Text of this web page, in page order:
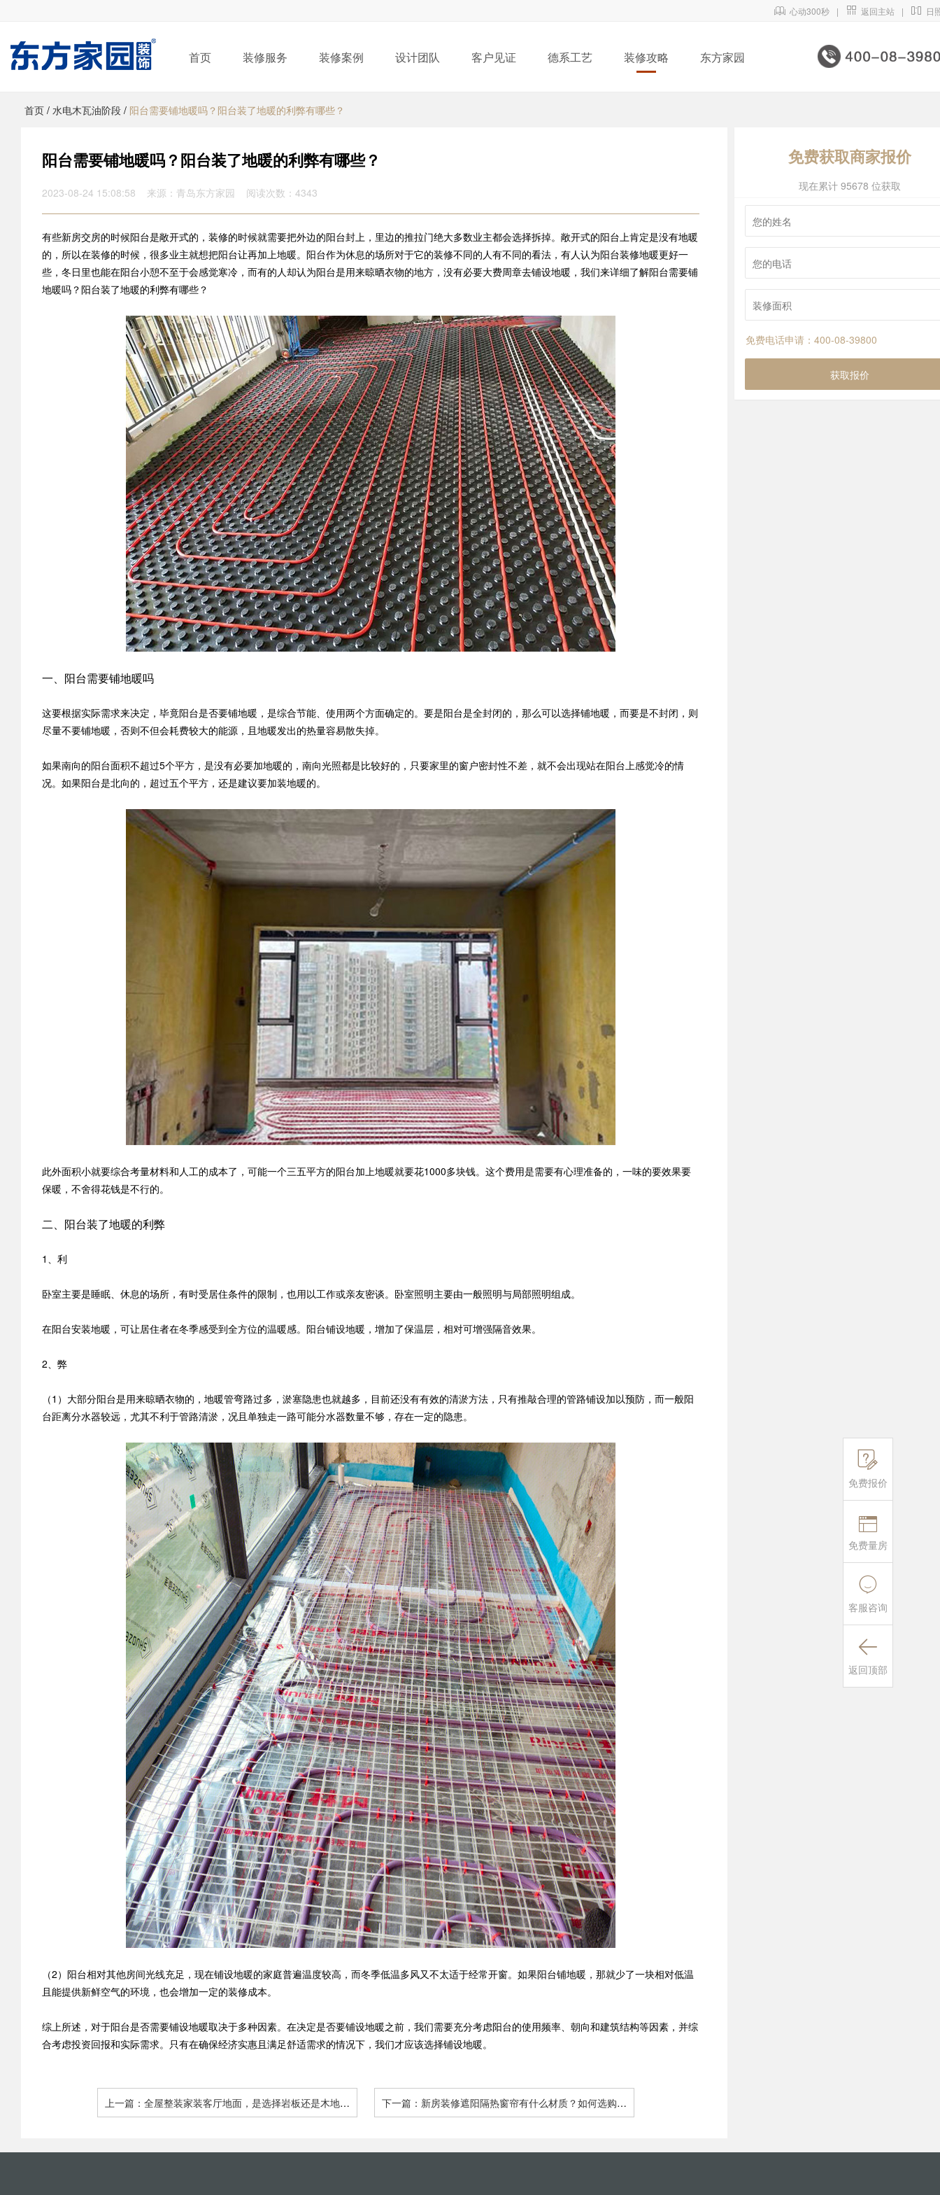
 心动300秒 |  返回主站 |  日
首页 装修服务 装修案例 设计团队 客户见证 德系工艺 装修攻略 东方家园
首页 / 水电木瓦油阶段 / 阳台需要铺地暖吗？阳台装了地暖的利弊有哪些？
阳台需要铺地暖吗？阳台装了地暖的利弊有哪些？
2023-08-24 15:08:58 来源：青岛东方家园 阅读次数：4343
有些新房交房的时候阳台是敞开式的，装修的时候就需要把外边的阳台封上，里边的推拉门绝大多数业主都会选择拆掉。敞开式的阳台上肯定是没有地暖
的，所以在装修的时候，很多业主就想把阳台让再加上地暖。阳台作为休息的场所对于它的装修不同的人有不同的看法，有人认为阳台装修地暖更好一
些，冬日里也能在阳台小憩不至于会感觉寒冷，而有的人却认为阳台是用来晾晒衣物的地方，没有必要大费周章去铺设地暖，我们来详细了解阳台需要铺
地暖吗？阳台装了地暖的利弊有哪些？
一、阳台需要铺地暖吗
这要根据实际需求来决定，毕竟阳台是否要铺地暖，是综合节能、使用两个方面确定的。要是阳台是全封闭的，那么可以选择铺地暖，而要是不封闭，则
尽量不要铺地暖，否则不但会耗费较大的能源，且地暖发出的热量容易散失掉。
如果南向的阳台面积不超过5个平方，是没有必要加地暖的，南向光照都是比较好的，只要家里的窗户密封性不差，就不会出现站在阳台上感觉冷的情
况。如果阳台是北向的，超过五个平方，还是建议要加装地暖的。
此外面积小就要综合考量材料和人工的成本了，可能一个三五平方的阳台加上地暖就要花1000多块钱。这个费用是需要有心理准备的，一味的要效果要
保暖，不舍得花钱是不行的。
二、阳台装了地暖的利弊
1、利
卧室主要是睡眠、休息的场所，有时受居住条件的限制，也用以工作或亲友密谈。卧室照明主要由一般照明与局部照明组成。
在阳台安装地暖，可让居住者在冬季感受到全方位的温暖感。阳台铺设地暖，增加了保温层，相对可增强隔音效果。
2、弊
（1）大部分阳台是用来晾晒衣物的，地暖管弯路过多，淤塞隐患也就越多，目前还没有有效的清淤方法，只有推敲合理的管路铺设加以预防，而一般阳
台距离分水器较远，尤其不利于管路清淤，况且单独走一路可能分水器数量不够，存在一定的隐患。
（2）阳台相对其他房间光线充足，现在铺设地暖的家庭普遍温度较高，而冬季低温多风又不太适于经常开窗。如果阳台铺地暖，那就少了一块相对低温
且能提供新鲜空气的环境，也会增加一定的装修成本。
综上所述，对于阳台是否需要铺设地暖取决于多种因素。在决定是否要铺设地暖之前，我们需要充分考虑阳台的使用频率、朝向和建筑结构等因素，并综
合考虑投资回报和实际需求。只有在确保经济实惠且满足舒适需求的情况下，我们才应该选择铺设地暖。
上一篇：全屋整装家装客厅地面，是选择岩板还是木地板
下一篇：新房装修遮阳隔热窗帘有什么材质？如何选购隔
免费获取商家报价
现在累计 95678 位获取
免费电话申请：400-08-39800
获取报价

免费报价

免费量房

客服咨询

返回顶部